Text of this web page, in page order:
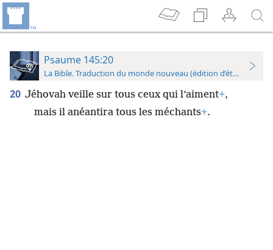
Psaume 145:20
La Bible. Traduction du monde nouveau (édition d’étude)
20 Jéhovah veille sur tous ceux qui l’aiment+,
mais il anéantira tous les méchants+.